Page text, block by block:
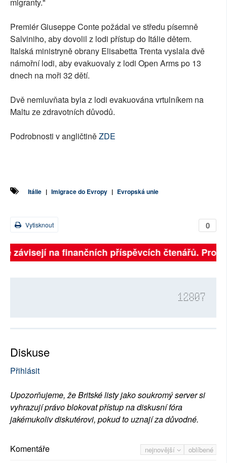
migranty."
Premiér Giuseppe Conte požádal ve středu písemně
Salviniho, aby dovolil z lodi přístup do Itálie dětem.
Italská ministryně obrany Elisabetta Trenta vyslala dvě
námořní lodi, aby evakuovaly z lodi Open Arms po 13
dnech na moři 32 dětí.
Dvě nemluvňata byla z lodi evakuována vrtulníkem na
Maltu ze zdravotních důvodů.
Podrobnosti v angličtiněZDE
Itálie | Imigrace do Evropy | Evropská unie
0
Vytisknout
závisejí na finančních příspěvcích čtenářů.
12807
Diskuse
Přihlásit
Upozorňujeme, že Britské listy jako soukromý server si
vyhrazují právo blokovat přístup na diskusní fóra
jakémukoliv diskutérovi, pokud to uznají za důvodné.
nejnovější oblíbené
Komentáře